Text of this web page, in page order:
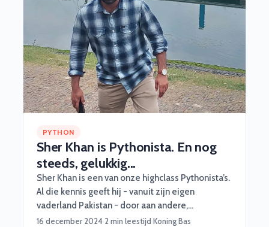
PYTHON
Sher Khan is Pythonista. En nog
steeds, gelukkig...
Sher Khan is een van onze highclass Pythonista’s.
Al die kennis geeft hij - vanuit zijn eigen
vaderland Pakistan - door aan andere,
talentvolle Pythonista’s. Zo’n 3 uur per dag. Met
16 december 2024·2 min leestijd·Koning Bas